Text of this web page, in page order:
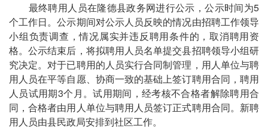
最终聘用人员在隆德县政务网进行公示，公示时间为5
个工作日。公示期间对公示人员反映的情况由招聘工作领导
小组负责调查，情况属实并违反聘用条件的，取消聘用资
格。公示结束后，将拟聘用人员名单提交县招聘领导小组研
究决定。对于已聘用的人员实行合同制管理，用人单位与聘
用人员在平等自愿、协商一致的基础上签订聘用合同，聘用
人员试用期3个月。试用期间，经考核不合格者解除聘用合
同，合格者由用人单位与聘用人员签订正式聘用合同。新聘
用人员由县民政局安排到社区工作。